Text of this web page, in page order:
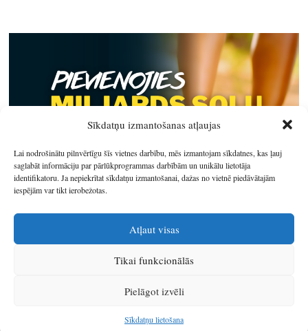
Sīkdatņu izmantošanas atļaujas
Lai nodrošinātu pilnvērtīgu šīs vietnes darbību, mēs izmantojam sīkdatnes, kas ļauj
saglabāt informāciju par pārlūkprogrammas darbībām un unikālu lietotāja
identifikatoru. Ja nepiekrītat sīkdatņu izmantošanai, dažas no vietnē piedāvātajām
iespējām var tikt ierobežotas.
Atļaut visas
Tikai funkcionālās
Pielāgot izvēli
Sīkdatņu lietošana
IzstrādātājsSIA Info